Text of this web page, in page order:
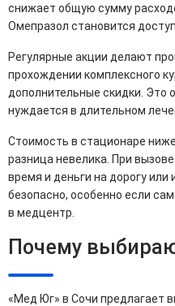
снижает общую сумму
Омепразол становится
Регулярные акции делают
прохождении комплексного
дополнительные скидки. Это
нуждается в длительном
Стоимость в стационаре
разница невелика. При
время и деньги на дорогу или
безопасно, особенно если
в медцентр.
Почему
«Мед Юг» в Сочи предлагает